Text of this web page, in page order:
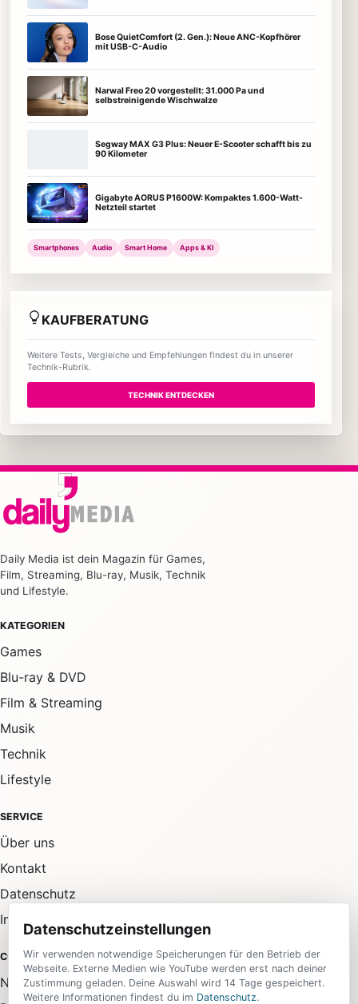
Bose QuietComfort (2. Gen.): Neue ANC-Kopfhörer
mit USB-C-Audio
Narwal Freo 20 vorgestellt: 31.000 Pa und
selbstreinigende Wischwalze
Segway MAX G3 Plus: Neuer E-Scooter schafft bis zu
90 Kilometer
Gigabyte AORUS P1600W: Kompaktes 1.600-Watt-
Netzteil startet
Smartphones Audio Smart Home Apps & KI
KAUFBERATUNG
Weitere Tests, Vergleiche und Empfehlungen findest du in unserer
Technik-Rubrik.
TECHNIK ENTDECKEN
Daily Media ist dein Magazin für Games,
Film, Streaming, Blu-ray, Musik, Technik
und Lifestyle.
KATEGORIEN
Games
Blu-ray & DVD
Film & Streaming
Musik
Technik
Lifestyle
SERVICE
Über uns
Kontakt
Datenschutz
Impressum
COMMUNITY
Newsletter
Datenschutzeinstellungen
Wir verwenden notwendige Speicherungen für den Betrieb der
Webseite. Externe Medien wie YouTube werden erst nach deiner
Zustimmung geladen. Deine Auswahl wird 14 Tage gespeichert.
Weitere Informationen findest du im Datenschutz.